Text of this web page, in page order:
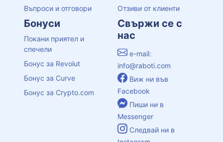
Въпроси и отговори
Отзиви от клиенти
Бонуси
Покани приятел и
спечели
Бонус за Revolut
Бонус за Curve
Бонус за Crypto.com
Свържи се с
нас
e-mail:
info@raboti.com
Виж ни във
Facebook
Пиши ни в
Messenger
Следвай ни в